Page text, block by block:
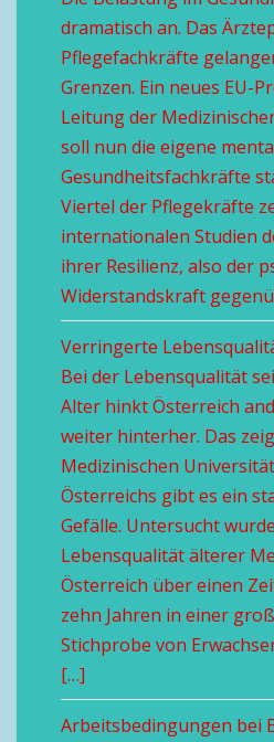
dramatisch an. Das
Pflegefachkräfte
Grenzen. Ein neues EU-
Leitung der
soll nun die eigene
Gesundheitsfachkräfte
Viertel der Pflegekräfte
internationalen Studien
ihrer Resilienz, also der
Widerstandskraft
Verringerte
Bei der Lebensqualität
Alter hinkt Österreich
weiter hinterher. Das
Medizinischen
Österreichs gibt es ein
Gefälle. Untersucht
Lebensqualität älterer
Österreich über einen
zehn Jahren in einer
Stichprobe von
[…]
Arbeitsbedingungen bei